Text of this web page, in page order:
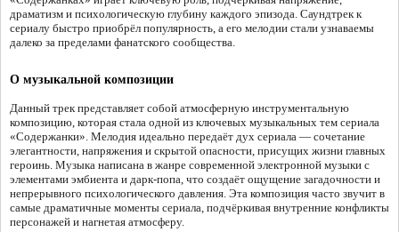
драматизм и психологическую глубину каждого эпизода. Саундтрек к
сериалу быстро приобрёл популярность, а его мелодии стали узнаваемы
далеко за пределами фанатского сообщества.
О музыкальной композиции
Данный трек представляет собой атмосферную инструментальную
композицию, которая стала одной из ключевых музыкальных тем сериала
«Содержанки». Мелодия идеально передаёт дух сериала — сочетание
элегантности, напряжения и скрытой опасности, присущих жизни главных
героинь. Музыка написана в жанре современной электронной музыки с
элементами эмбиента и дарк-попа, что создаёт ощущение загадочности и
непрерывного психологического давления. Эта композиция часто звучит в
самые драматичные моменты сериала, подчёркивая внутренние конфликты
персонажей и нагнетая атмосферу.